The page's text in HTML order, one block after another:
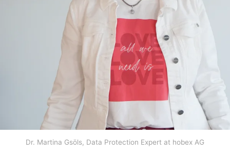
Dr. Martina Gsöls, Data Protection Expert at hobex AG